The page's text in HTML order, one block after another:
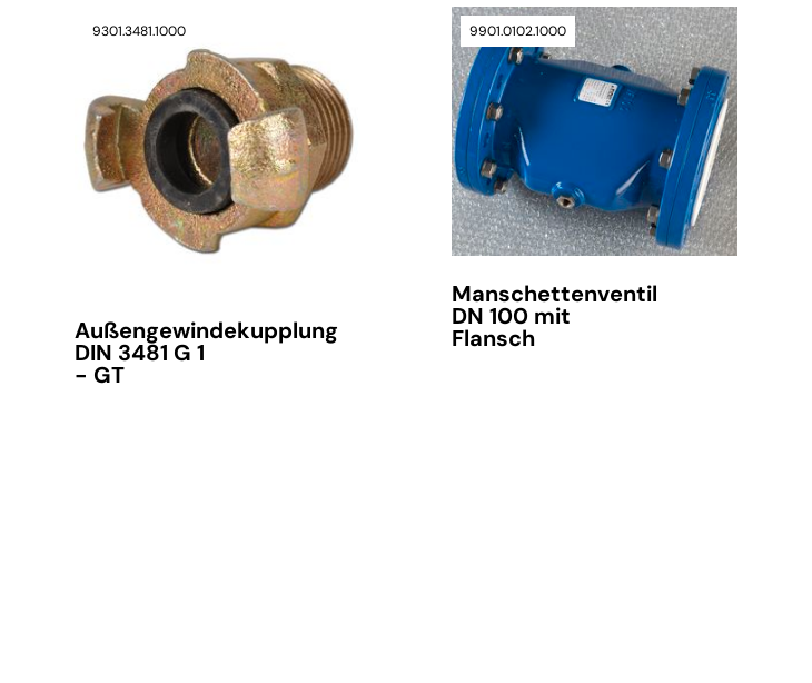
9301.3481.1000
Außengewindekupplung
DIN 3481 G 1
- GT
9901.0102.1000
Manschettenventil
DN 100 mit
Flansch